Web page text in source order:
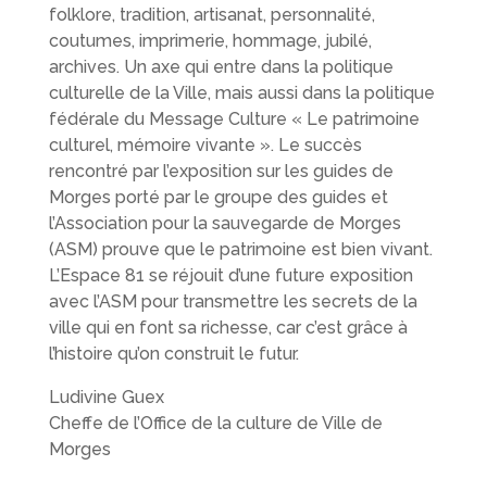
folklore, tradition, artisanat, personnalité,
coutumes, imprimerie, hommage, jubilé,
archives. Un axe qui entre dans la politique
culturelle de la Ville, mais aussi dans la politique
fédérale du Message Culture « Le patrimoine
culturel, mémoire vivante ». Le succès
rencontré par l’exposition sur les guides de
Morges porté par le groupe des guides et
l’Association pour la sauvegarde de Morges
(ASM) prouve que le patrimoine est bien vivant.
L’Espace 81 se réjouit d’une future exposition
avec l’ASM pour transmettre les secrets de la
ville qui en font sa richesse, car c’est grâce à
l’histoire qu’on construit le futur.
Ludivine Guex
Cheffe de l’Office de la culture de Ville de
Morges